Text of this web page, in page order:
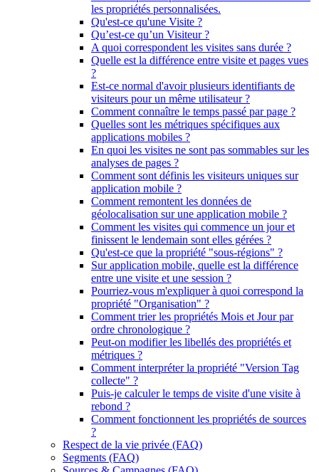
les propriétés personnalisées.
Qu'est-ce qu'une Visite ?
Qu’est-ce qu’un Visiteur ?
A quoi correspondent les visites sans durée ?
Quelle est la différence entre visite et pages vues
?
Est-ce normal d'avoir plusieurs identifiants de
visiteurs pour un même utilisateur ?
Comment connaître le temps passé par page ?
Quelles sont les métriques spécifiques aux
applications mobiles ?
En quoi les visites ne sont pas sommables sur les
analyses de pages ?
Comment sont définis les visiteurs uniques sur
application mobile ?
Comment remontent les données de
géolocalisation sur une application mobile ?
Comment les visites qui commence un jour et
finissent le lendemain sont elles gérées ?
Qu'est-ce que la propriété "sous-régions" ?
Sur application mobile, quelle est la différence
entre une visite et une session ?
Pourriez-vous m'expliquer à quoi correspond la
propriété "Organisation" ?
Comment trier les propriétés Mois et Jour par
ordre chronologique ?
Peut-on modifier les libellés des propriétés et
métriques ?
Comment interpréter la propriété "Version Tag
collecte" ?
Puis-je calculer le temps de visite d'une visite à
rebond ?
Comment fonctionnent les propriétés de sources
?
Respect de la vie privée (FAQ)
Segments (FAQ)